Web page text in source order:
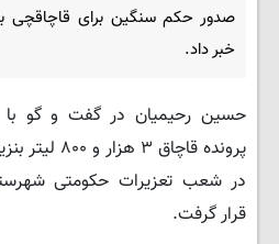
صدور حکم سنگین برای قاچاقچی
خبر داد.
حسین رحیمیان در گفت و گو با
در شعب تعزیرات حکومتی
قرار گرفت.